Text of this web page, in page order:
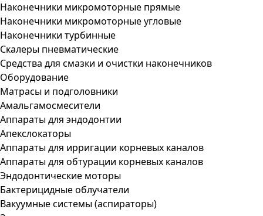
Наконечники микромоторные прямые
Наконечники микромоторные угловые
Наконечники турбинные
Скалеры пневматические
Средства для смазки и очистки наконечников
Оборудование
Матрасы и подголовники
Амальгамосмесители
Аппараты для эндодонтии
Апекслокаторы
Аппараты для ирригации корневых каналов
Аппараты для обтурации корневых каналов
Эндодонтические моторы
Бактерицидные облучатели
Вакуумные системы (аспираторы)